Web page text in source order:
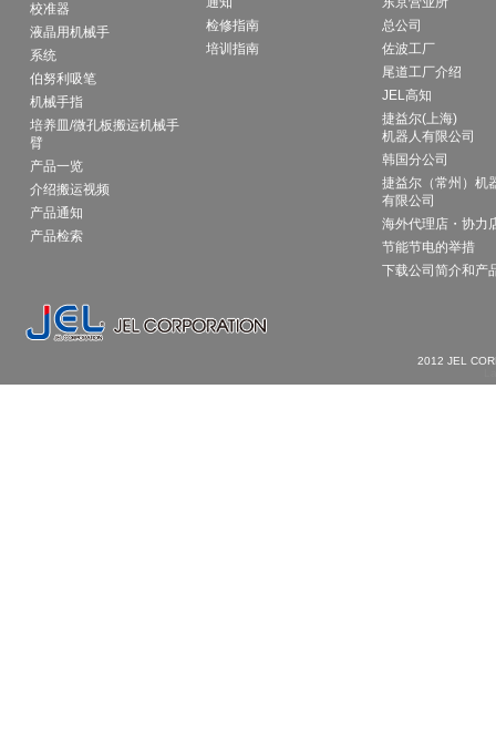
校准器
液晶用机械手
系统
伯努利吸笔
机械手指
培养皿/微孔板搬运机械手
臂
产品一览
介绍搬运视频
产品通知
产品检索
检修指南
培训指南
总公司
佐波工厂
尾道工厂介绍
JEL高知
捷益尔(上海)
机器人有限公司
韩国分公司
捷益尔（常州）机
有限公司
海外代理店・协力
节能节电的举措
下载公司简介和产
2012 JEL